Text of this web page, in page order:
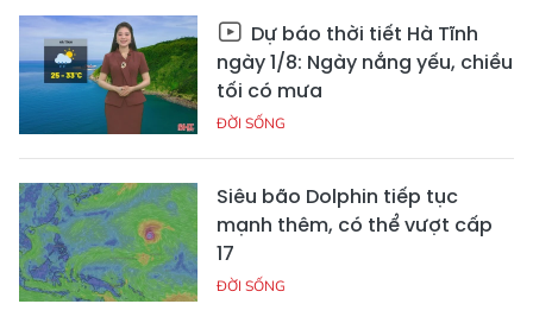
Dự báo thời tiết Hà Tĩnh
ngày 1/8: Ngày nắng yếu, chiều
tối có mưa
ĐỜI SỐNG
Siêu bão Dolphin tiếp tục
mạnh thêm, có thể vượt cấp
17
ĐỜI SỐNG